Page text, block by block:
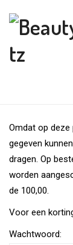
Omdat op deze
gegeven
dragen. Op
worden
de 100,00.
Voor een
Wachtwoord: